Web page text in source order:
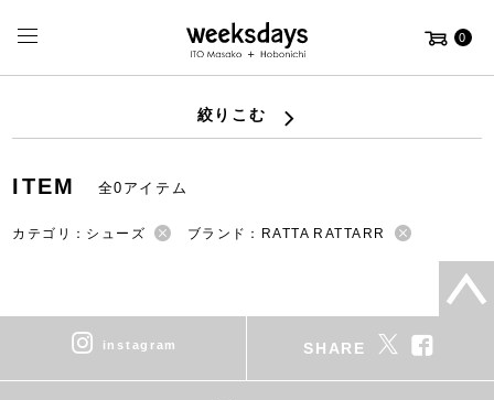
0
絞りこむ
ITEM 全0アイテム
カテゴリ：シューズ ブランド：RATTA RATTARR
instagram SHARE